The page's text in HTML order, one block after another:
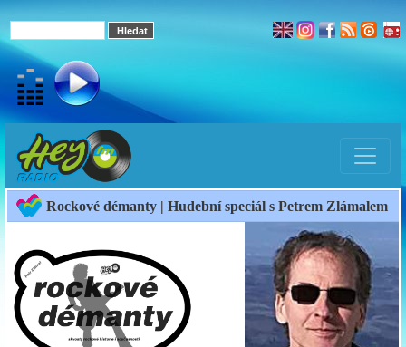
Rockové démanty | Hudební speciál s Petrem Zlámalem